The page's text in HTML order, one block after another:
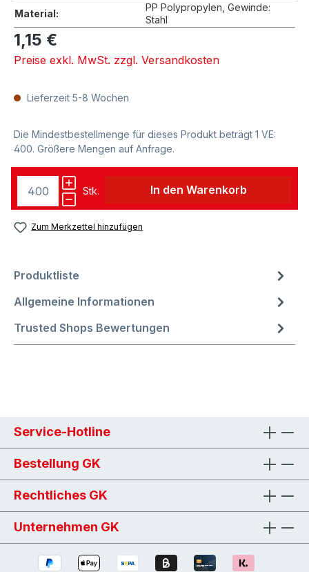
Material:
PP Polypropylen, Gewinde:
Stahl
1,15 €
Preise exkl. MwSt. zzgl. Versandkosten
Lieferzeit 5-8 Wochen
Die Mindestbestellmenge für dieses Produkt beträgt 1 VE:
400. Größere Mengen auf Anfrage.
Stk. In den Warenkorb
Zum Merkzettel hinzufügen
Produktliste
Allgemeine Informationen
Trusted Shops Bewertungen
Service-Hotline
Bestellung GK
Rechtliches GK
Unternehmen GK